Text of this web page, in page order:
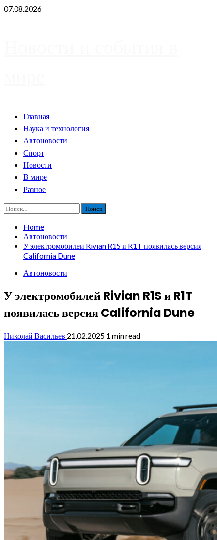
Skip
07.08.2026
PrimaryГлавная
Наука и технология
Автоновости
Спорт
Новости
В мире
Разное
Найти:
Home
Автоновости
У электромобилей Rivian R1S и R1T появилась версия
California Dune
Автоновости
У электромобилей Rivian R1S и R1T
появилась версия California Dune
Николай Васильев 21.02.2025 1 min read